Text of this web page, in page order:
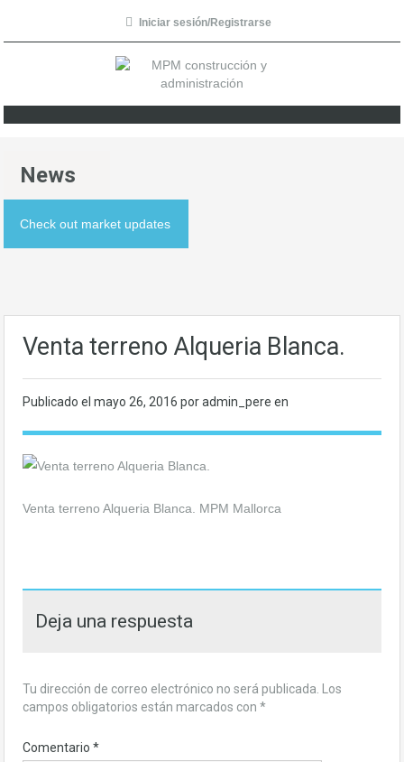
Iniciar sesión/Registrarse
News
Check out market updates
Venta terreno Alqueria Blanca.
Publicado el mayo 26, 2016 por admin_pere en
Venta terreno Alqueria Blanca. MPM Mallorca
Deja una respuesta
Tu dirección de correo electrónico no será publicada.
Los
campos obligatorios están marcados con *
Comentario *